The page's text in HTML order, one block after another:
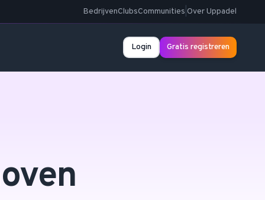
BedrijvenClubsCommunities Over Uppadel
Login Gratis registreren